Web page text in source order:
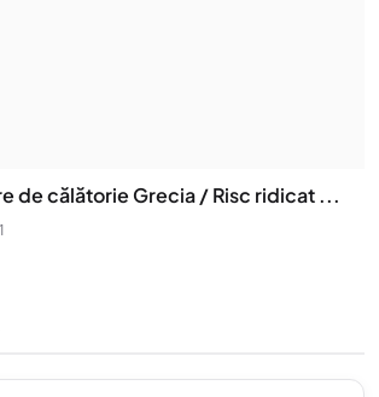
de călătorie Grecia / Risc ridicat ...
1